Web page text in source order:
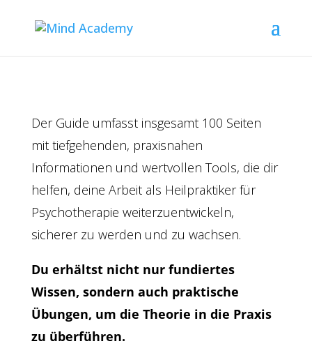
Der Guide umfasst insgesamt 100 Seiten
mit tiefgehenden, praxisnahen
Informationen und wertvollen Tools, die dir
helfen, deine Arbeit als Heilpraktiker für
Psychotherapie weiterzuentwickeln,
sicherer zu werden und zu wachsen.
Du erhältst nicht nur fundiertes
Wissen, sondern auch praktische
Übungen, um die Theorie in die Praxis
zu überführen.